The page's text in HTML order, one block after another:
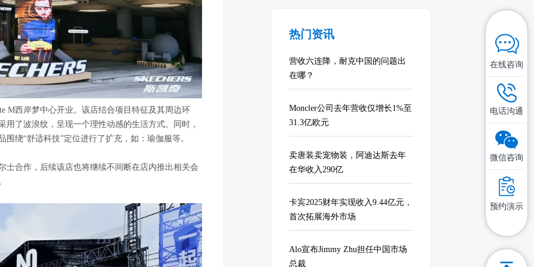
M西岸梦中心开业。该店结合项目特征及其周边环
用了波浪纹，呈现一个理性动感的生活方式。同时，
绕“舒适科技”定位进行了扩充，如：瑜伽服等。
士合作，后续该店也将继续不间断在店内推出相关会
热门资讯
营收六连降，耐克中国的问题出
在哪？
Moncler公司去年营收仅增长1%至
31.3亿欧元
卖唐装卖宠物装，阿迪达斯去年
在华收入290亿
卡宾2025财年实现收入9.44亿元，
首次拓展海外市场
Alo宣布Jimmy Zhu担任中国市场
总裁
在线咨询
电话沟通
微信咨询
预约演示